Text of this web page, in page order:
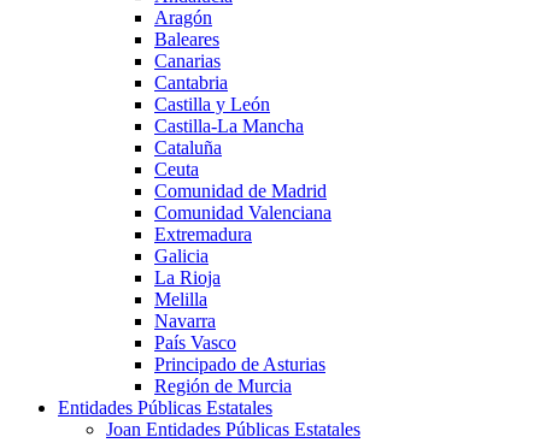
Aragón
Baleares
Canarias
Cantabria
Castilla y León
Castilla-La Mancha
Cataluña
Ceuta
Comunidad de Madrid
Comunidad Valenciana
Extremadura
Galicia
La Rioja
Melilla
Navarra
País Vasco
Principado de Asturias
Región de Murcia
Entidades Públicas Estatales
Joan Entidades Públicas Estatales